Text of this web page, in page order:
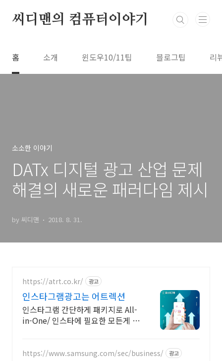
씨디맨의 컴퓨터이야기
홈 소개 윈도우10/11팁 블로그팁 리
소소한 이야기
DATx 디지털 광고 산업 문제
해결의 새로운 패러다임 제시
by 씨디맨 2018. 8. 31.
https://atrt.co.kr/ 광고
인스타그램광고는 어트렉션
인스타그램 간단하게 패키지로 All-
in-One/ 인스타에 필요한 모든게 가
https://www.samsung.com/sec/business/ 광고